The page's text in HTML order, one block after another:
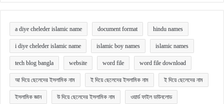
a diye cheleder islamic name document format hindu names
i diye cheleder islamic name islamic boy names islamic names
tech blog bangla website word file word file download
আ দিয়ে ছেলেদের ইসলামিক নাম ই দিয়ে ছেলেদের ইসলামিক নাম ই দিয়ে ছেলেদের নাম
ইসলামিক জ্ঞান উ দিয়ে ছেলেদের ইসলামিক নাম ওয়ার্ড ফাইল ডাউনলোড